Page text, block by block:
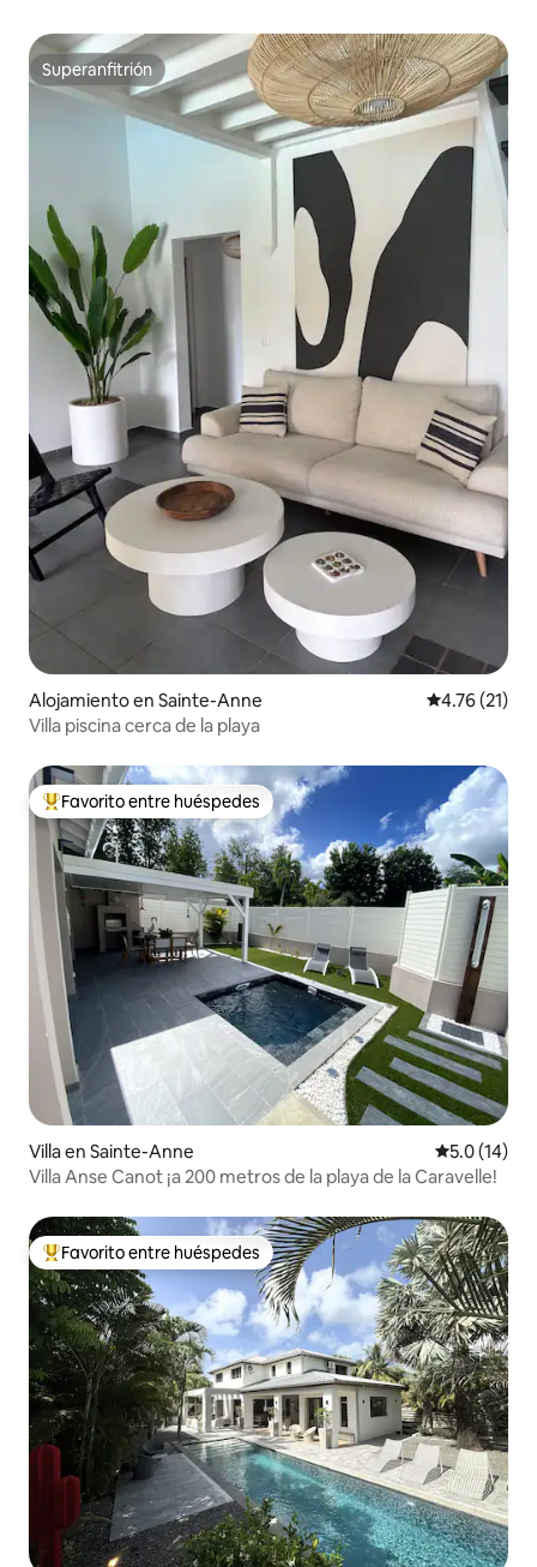
Superanfitrión
Superanfitrión
Alojamiento en Sainte-Anne Calificación
4.76 (21)
Villa piscina cerca de la playa
Favorito entre huéspedes preferido
Favorito entre huéspedes
Villa en Sainte-Anne Calificación
5.0 (14)
Villa Anse Canot ¡a 200 metros de la playa de la Caravelle!
Favorito entre huéspedes preferido
Favorito entre huéspedes